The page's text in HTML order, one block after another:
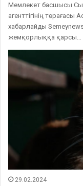
Мемлекет басшысы
агенттігінің
хабарлайды
жемқорлыққа қарсы…
29.02.2024